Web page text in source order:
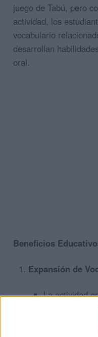
juego de Tabú, pero
actividad, los
vocabulario
desarrollan
oral.
Beneficios
Expansión de
La actividad
de los
palabras